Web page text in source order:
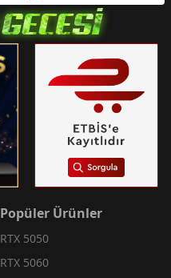
Popüler Ürünler
RTX 5050
RTX 5060